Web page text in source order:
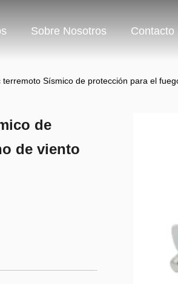
Sobre Nosotros Contacto
terremoto Sísmico de protección para el
de
de viento